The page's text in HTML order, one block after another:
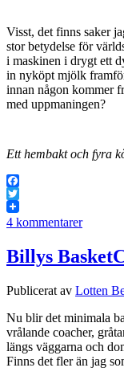
Visst, det finns saker
stor betydelse för
i maskinen i drygt ett
in nyköpt mjölk
innan någon kommer
med uppmaningen?
Ett hembakt och fyra
Facebook
Twitter
4 kommentarer
Billys
Publicerat av Lotten
Nu blir det minimala
vrålande coacher,
längs väggarna och
Finns det fler än jag